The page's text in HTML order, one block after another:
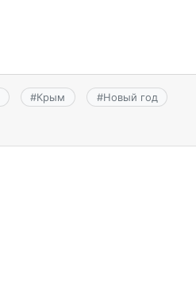
#Крым #Новый год